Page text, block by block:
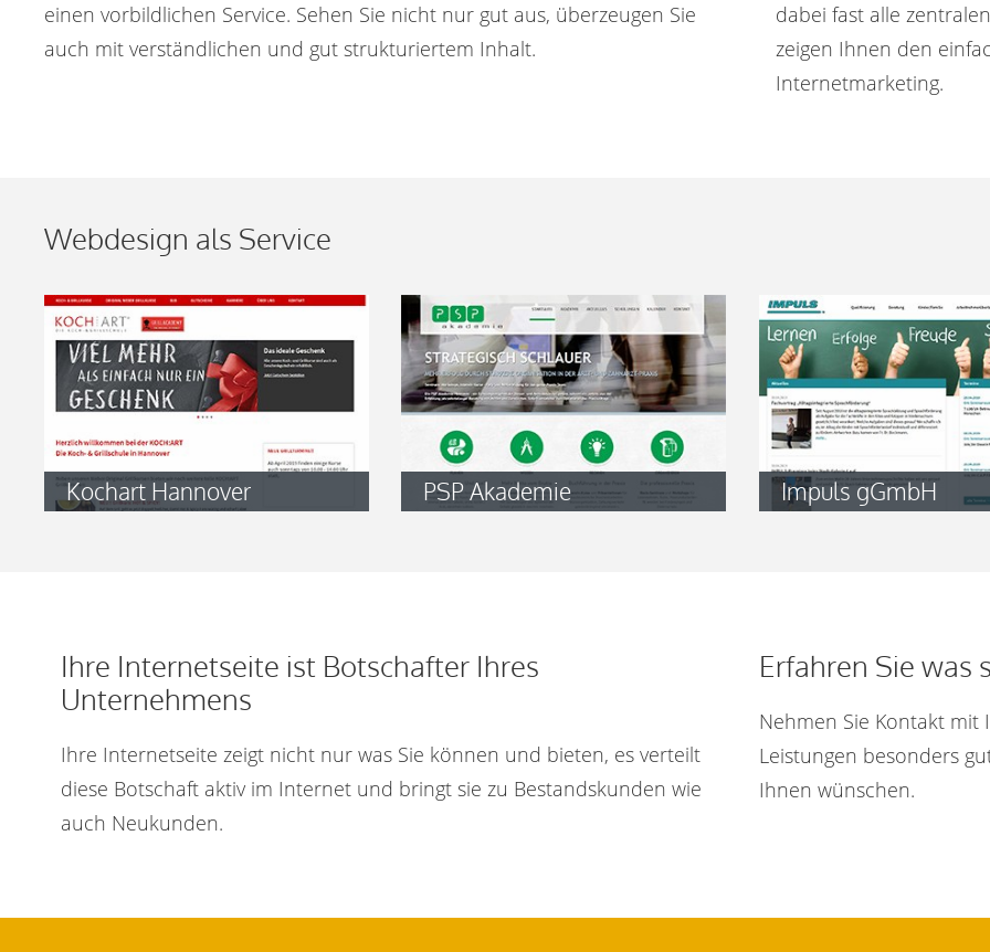
einen vorbildlichen Service. Sehen Sie nicht nur gut aus, überzeugen Sie
auch mit verständlichen und gut strukturiertem Inhalt.
dabei fast alle
zeigen Ihnen den
Internetmarketing.
Webdesign als Service
Kochart Hannover PSP Akademie Impuls gGmbH
Ihre Internetseite ist Botschafter Ihres
Unternehmens
Ihre Internetseite zeigt nicht nur was Sie können und bieten, es verteilt
diese Botschaft aktiv im Internet und bringt sie zu Bestandskunden wie
auch Neukunden.
Erfahren Sie was
Nehmen Sie Kontakt
Leistungen besonders
Ihnen wünschen.